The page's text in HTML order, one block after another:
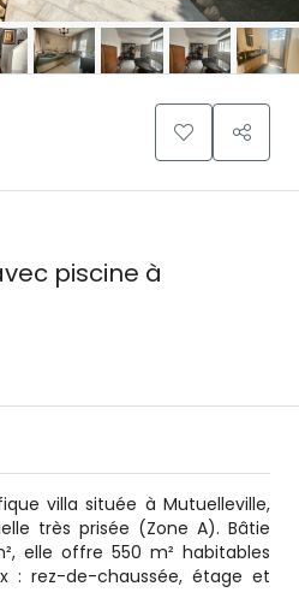
piscine à
villa située à Mutuelleville,
très prisée (Zone A). Bâtie
elle offre 550 m² habitables
: rez-de-chaussée, étage et